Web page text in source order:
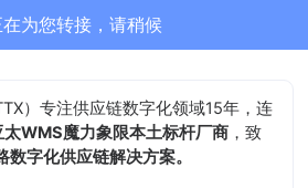
-售前客服正在为您服务
）专注供应链数字化领域15年，连
WMS魔力象限本土标杆厂商 ，致
数字化供应链解决方案。